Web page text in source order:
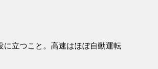
立つこと。高速はほぼ自動運転